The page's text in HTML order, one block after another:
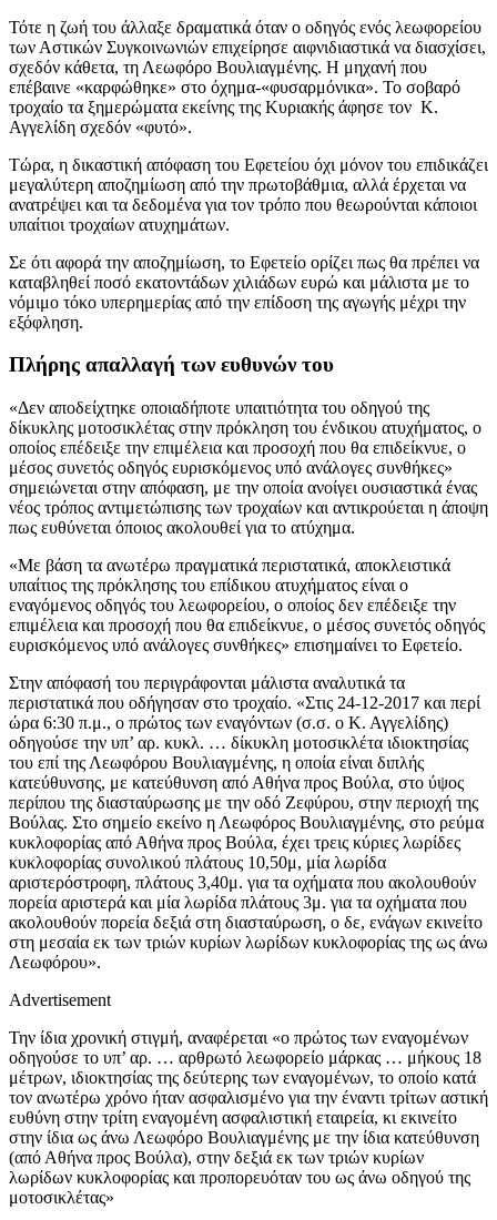
Τότε η ζωή του άλλαξε δραματικά όταν ο οδηγός ενός λεωφορείου
των Αστικών Συγκοινωνιών επιχείρησε αιφνιδιαστικά να διασχίσει,
σχεδόν κάθετα, τη Λεωφόρο Βουλιαγμένης. Η μηχανή που
επέβαινε «καρφώθηκε» στο όχημα-«φυσαρμόνικα». Το σοβαρό
τροχαίο τα ξημερώματα εκείνης της Κυριακής άφησε τον Κ.
Αγγελίδη σχεδόν «φυτό».
Τώρα, η δικαστική απόφαση του Εφετείου όχι μόνον του επιδικάζει
μεγαλύτερη αποζημίωση από την πρωτοβάθμια, αλλά έρχεται να
ανατρέψει και τα δεδομένα για τον τρόπο που θεωρούνται κάποιοι
υπαίτιοι τροχαίων ατυχημάτων.
Σε ότι αφορά την αποζημίωση, το Εφετείο ορίζει πως θα πρέπει να
καταβληθεί ποσό εκατοντάδων χιλιάδων ευρώ και μάλιστα με το
νόμιμο τόκο υπερημερίας από την επίδοση της αγωγής μέχρι την
εξόφληση.
Πλήρης απαλλαγή των ευθυνών του
«Δεν αποδείχτηκε οποιαδήποτε υπαιτιότητα του οδηγού της
δίκυκλης μοτοσικλέτας στην πρόκληση του ένδικου ατυχήματος, ο
οποίος επέδειξε την επιμέλεια και προσοχή που θα επιδείκνυε, ο
μέσος συνετός οδηγός ευρισκόμενος υπό ανάλογες συνθήκες»
σημειώνεται στην απόφαση, με την οποία ανοίγει ουσιαστικά ένας
νέος τρόπος αντιμετώπισης των τροχαίων και αντικρούεται η άποψη
πως ευθύνεται όποιος ακολουθεί για το ατύχημα.
«Με βάση τα ανωτέρω πραγματικά περιστατικά, αποκλειστικά
υπαίτιος της πρόκλησης του επίδικου ατυχήματος είναι ο
εναγόμενος οδηγός του λεωφορείου, ο οποίος δεν επέδειξε την
επιμέλεια και προσοχή που θα επιδείκνυε, ο μέσος συνετός οδηγός
ευρισκόμενος υπό ανάλογες συνθήκες» επισημαίνει το Εφετείο.
Στην απόφασή του περιγράφονται μάλιστα αναλυτικά τα
περιστατικά που οδήγησαν στο τροχαίο. «Στις 24-12-2017 και περί
ώρα 6:30 π.μ., ο πρώτος των εναγόντων (σ.σ. ο Κ. Αγγελίδης)
οδηγούσε την υπ’ αρ. κυκλ. … δίκυκλη μοτοσικλέτα ιδιοκτησίας
του επί της Λεωφόρου Βουλιαγμένης, η οποία είναι διπλής
κατεύθυνσης, με κατεύθυνση από Αθήνα προς Βούλα, στο ύψος
περίπου της διασταύρωσης με την οδό Ζεφύρου, στην περιοχή της
Βούλας. Στο σημείο εκείνο η Λεωφόρος Βουλιαγμένης, στο ρεύμα
κυκλοφορίας από Αθήνα προς Βούλα, έχει τρεις κύριες λωρίδες
κυκλοφορίας συνολικού πλάτους 10,50μ, μία λωρίδα
αριστερόστροφη, πλάτους 3,40μ. για τα οχήματα που ακολουθούν
πορεία αριστερά και μία λωρίδα πλάτους 3μ. για τα οχήματα που
ακολουθούν πορεία δεξιά στη διασταύρωση, ο δε, ενάγων εκινείτο
στη μεσαία εκ των τριών κυρίων λωρίδων κυκλοφορίας της ως άνω
Λεωφόρου».
Advertisement
Την ίδια χρονική στιγμή, αναφέρεται «ο πρώτος των εναγομένων
οδηγούσε το υπ’ αρ. … αρθρωτό λεωφορείο μάρκας … μήκους 18
μέτρων, ιδιοκτησίας της δεύτερης των εναγομένων, το οποίο κατά
τον ανωτέρω χρόνο ήταν ασφαλισμένο για την έναντι τρίτων αστική
ευθύνη στην τρίτη εναγομένη ασφαλιστική εταιρεία, κι εκινείτο
στην ίδια ως άνω Λεωφόρο Βουλιαγμένης με την ίδια κατεύθυνση
(από Αθήνα προς Βούλα), στην δεξιά εκ των τριών κυρίων
λωρίδων κυκλοφορίας και προπορευόταν του ως άνω οδηγού της
μοτοσικλέτας»